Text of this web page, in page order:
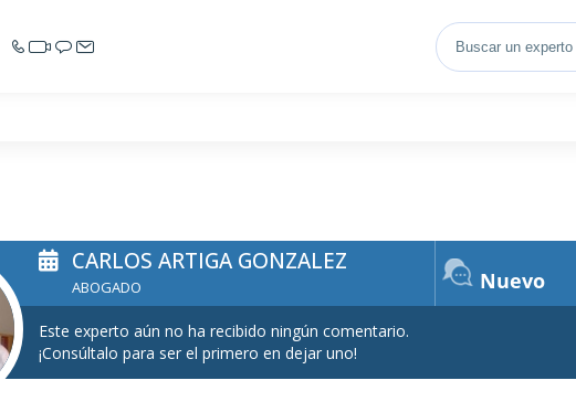
CARLOS ARTIGA GONZALEZ
ABOGADO Nuevo
Este experto aún no ha recibido ningún comentario.
¡Consúltalo para ser el primero en dejar uno!